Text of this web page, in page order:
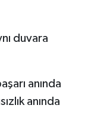
duvara
anında
anında